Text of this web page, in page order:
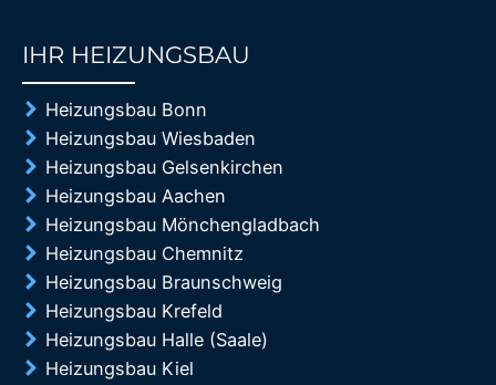
IHR HEIZUNGSBAU
Heizungsbau Bonn
Heizungsbau Wiesbaden
Heizungsbau Gelsenkirchen
Heizungsbau Aachen
Heizungsbau Mönchengladbach
Heizungsbau Chemnitz
Heizungsbau Braunschweig
Heizungsbau Krefeld
Heizungsbau Halle (Saale)
Heizungsbau Kiel